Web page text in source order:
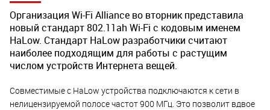
Организация Wi-Fi Alliance во вторник представила
новый стандарт 802.11ah Wi-Fi с кодовым именем
HaLow. Стандарт HaLow разработчики считают
наиболее подходящим для работы с растущим
числом устройств Интернета вещей.
Совместимые с HaLow устройства подключаются к сети в
нелицензируемой полосе частот 900 МГц. Это позволит вдвое